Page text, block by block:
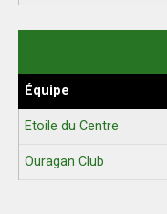
Équipe
Etoile du Centre
Ouragan Club